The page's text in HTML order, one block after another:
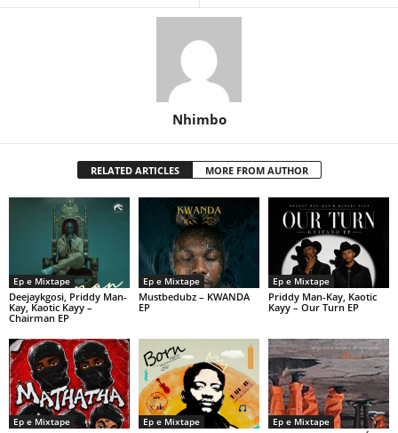
Nhimbo
RELATED ARTICLES MORE FROM AUTHOR
Ep e Mixtape
Deejaykgosi, Priddy Man-
Kay, Kaotic Kayy –
Chairman EP
Ep e Mixtape
Mustbedubz – KWANDA
EP
Ep e Mixtape
Priddy Man-Kay, Kaotic
Kayy – Our Turn EP
Ep e Mixtape Ep e Mixtape Ep e Mixtape